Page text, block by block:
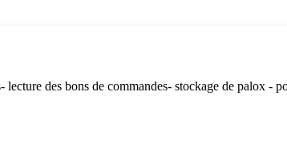
des bons de commandes- stockage de palox -